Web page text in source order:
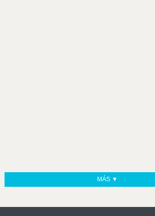
MÁS ▼